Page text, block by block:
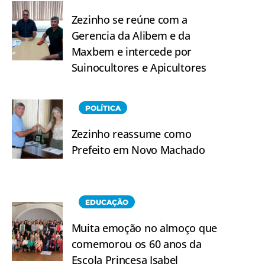
Zezinho se reúne com a
Gerencia da Alibem e da
Maxbem e intercede por
Suinocultores e Apicultores
POLÍTICA
Zezinho reassume como
Prefeito em Novo Machado
EDUCAÇÃO
Muita emoção no almoço que
comemorou os 60 anos da
Escola Princesa Isabel